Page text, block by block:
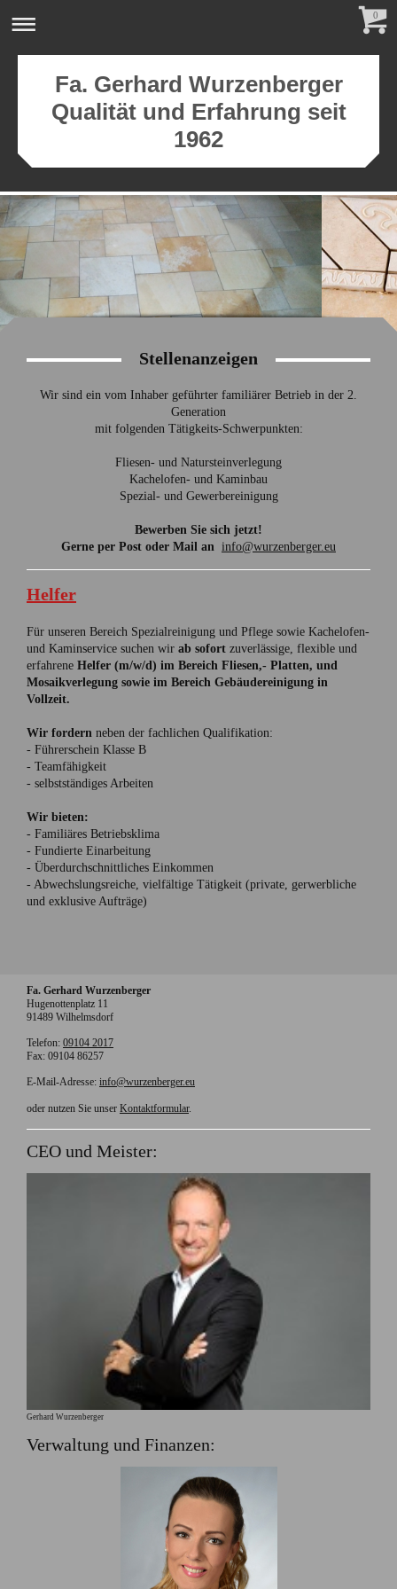
Fa. Gerhard Wurzenberger
Qualität und Erfahrung seit
1962
0
Stellenanzeigen
Wir sind ein vom Inhaber geführter familiärer Betrieb in der 2.
Generation
mit folgenden Tätigkeits-Schwerpunkten:
Fliesen- und Natursteinverlegung
Kachelofen- und Kaminbau
Spezial- und Gewerbereinigung
Bewerben Sie sich jetzt!
Gerne per Post oder Mail an info@wurzenberger.eu
Helfer
Für unseren Bereich Spezialreinigung und Pflege sowie Kachelofen-
und Kaminservice suchen wir ab sofort zuverlässige, flexible und
erfahrene Helfer (m/w/d) im Bereich Fliesen,- Platten, und
Mosaikverlegung sowie im Bereich Gebäudereinigung in
Vollzeit.
Wir fordern neben der fachlichen Qualifikation:
- Führerschein Klasse B
- Teamfähigkeit
- selbstständiges Arbeiten
Wir bieten:
- Familiäres Betriebsklima
- Fundierte Einarbeitung
- Überdurchschnittliches Einkommen
- Abwechslungsreiche, vielfältige Tätigkeit (private, gerwerbliche
und exklusive Aufträge)
Fa. Gerhard Wurzenberger
Hugenottenplatz 11
91489 Wilhelmsdorf
Telefon: 09104 2017
Fax: 09104 86257
E-Mail-Adresse: info@wurzenberger.eu
oder nutzen Sie unser Kontaktformular.
CEO und Meister:
Gerhard Wurzenberger
Verwaltung und Finanzen: